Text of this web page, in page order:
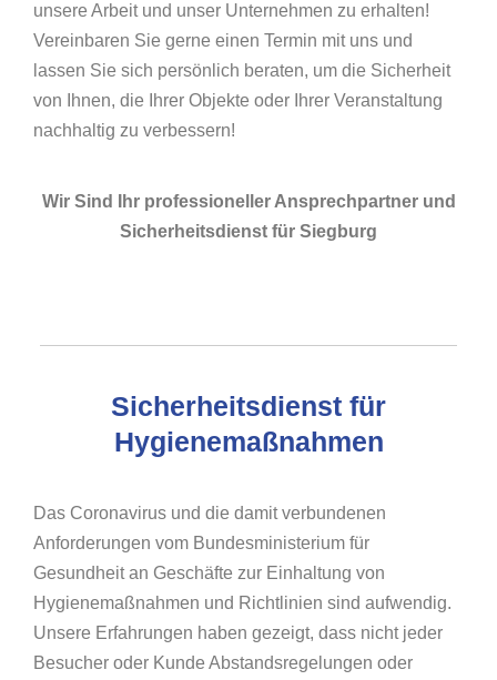
unsere Arbeit und unser Unternehmen zu erhalten!
Vereinbaren Sie gerne einen Termin mit uns und
lassen Sie sich persönlich beraten, um die Sicherheit
von Ihnen, die Ihrer Objekte oder Ihrer Veranstaltung
nachhaltig zu verbessern!
Wir Sind Ihr professioneller Ansprechpartner und
Sicherheitsdienst für Siegburg
Sicherheitsdienst für
Hygienemaßnahmen
Das Coronavirus und die damit verbundenen
Anforderungen vom Bundesministerium für
Gesundheit an Geschäfte zur Einhaltung von
Hygienemaßnahmen und Richtlinien sind aufwendig.
Unsere Erfahrungen haben gezeigt, dass nicht jeder
Besucher oder Kunde Abstandsregelungen oder